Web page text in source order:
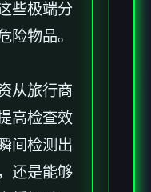
些极端分
险物品。
从旅行商
高检查效
间检测出
还是能够